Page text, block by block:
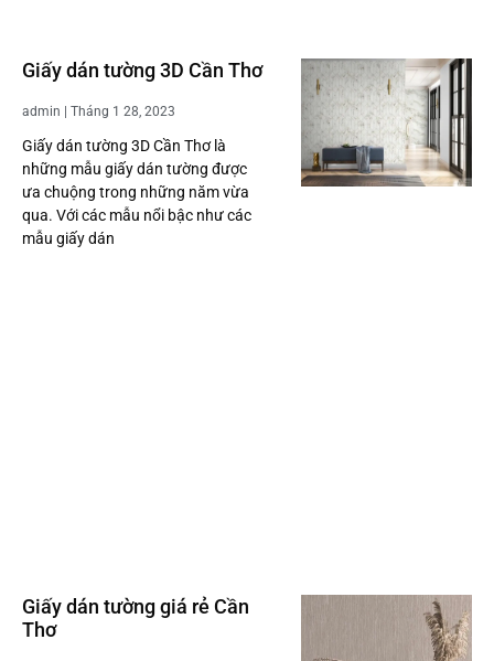
Giấy dán tường 3D Cần Thơ
admin Tháng 1 28, 2023
Giấy dán tường 3D Cần Thơ là
những mẫu giấy dán tường được
ưa chuộng trong những năm vừa
qua. Với các mẫu nổi bậc như các
mẫu giấy dán
Giấy dán tường giá rẻ Cần
Thơ